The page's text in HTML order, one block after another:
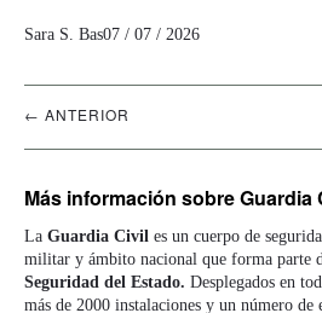
Sara S. Bas07 / 07 / 2026
Navegación
artículos
← ANTERIOR
Más información sobre Guardia
La Guardia Civil es un cuerpo de
militar y ámbito nacional que forma parte
Seguridad del Estado. Desplegados en
más de 2000 instalaciones y un número de